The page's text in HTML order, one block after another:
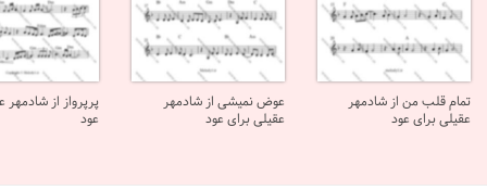
تمام قلب من از شادمهر
عقیلی برای عود
عوض نمیشی از شادمهر
عقیلی برای عود
پرپرواز از شادمهر
عود